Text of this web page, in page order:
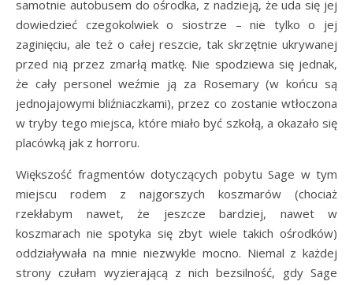
samotnie autobusem do ośrodka, z nadzieją, że uda się jej
dowiedzieć czegokolwiek o siostrze – nie tylko o jej
zaginięciu, ale też o całej reszcie, tak skrzętnie ukrywanej
przed nią przez zmarłą matkę. Nie spodziewa się jednak,
że cały personel weźmie ją za Rosemary (w końcu są
jednojajowymi bliźniaczkami), przez co zostanie wtłoczona
w tryby tego miejsca, które miało być szkołą, a okazało się
placówką jak z horroru.
Większość fragmentów dotyczących pobytu Sage w tym
miejscu rodem z najgorszych koszmarów (chociaż
rzekłabym nawet, że jeszcze bardziej, nawet w
koszmarach nie spotyka się zbyt wiele takich ośrodków)
oddziaływała na mnie niezwykle mocno. Niemal z każdej
strony czułam wyzierającą z nich bezsilność, gdy Sage